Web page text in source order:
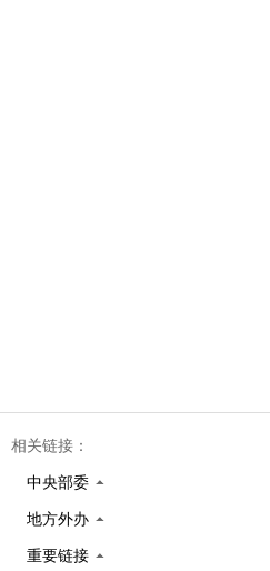
相关链接：
中央部委
地方外办
重要链接